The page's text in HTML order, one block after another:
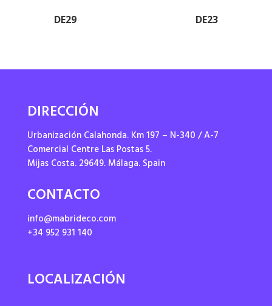
DE29 DE23
DIRECCIÓN
Urbanización Calahonda. Km 197 – N-340 / A-7
Comercial Centre Las Postas 5.
Mijas Costa. 29649. Málaga. Spain
CONTACTO
info@mabrideco.com
+34 952 931 140
LOCALIZACIÓN